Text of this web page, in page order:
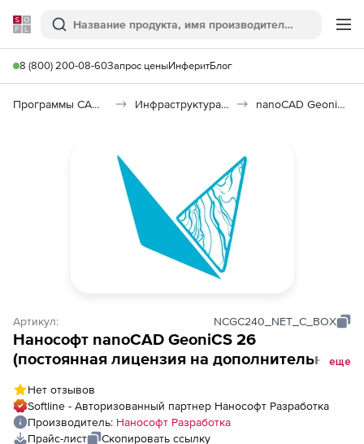
Softline
Поиск
8 (800) 200-08-60Запрос ценыИнферитБлог
Программы САПР и ГИС Инфраструктура: изыскания, генплан, транспорт nanoCAD GeoniCS 26
Артикул: NCGC240_NET_C_BOX
Нанософт nanoCAD GeoniCS 26
(постоянная лицензия на дополнительные
еще
Нет отзывов
Softline - Авторизованный партнер Нанософт Разработка
Производитель: Нанософт Разработка
Прайс-лист
Скопировать ссылку